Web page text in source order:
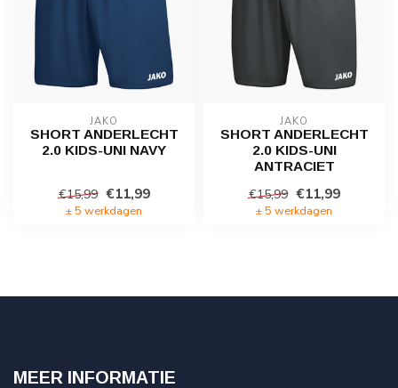
JAKO
SHORT ANDERLECHT
2.0 KIDS-UNI NAVY
€15,99 €11,99
± 5 werkdagen
JAKO
SHORT ANDERLECHT
2.0 KIDS-UNI
ANTRACIET
€15,99 €11,99
± 5 werkdagen
MEER INFORMATIE